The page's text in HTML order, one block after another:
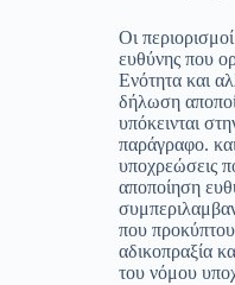
Οι
ευθύνης που
Ενότητα και
δήλωση
υπόκεινται
παράγραφο.
υποχρεώσεις
αποποίηση
που
αδικοπραξία
του νόμου